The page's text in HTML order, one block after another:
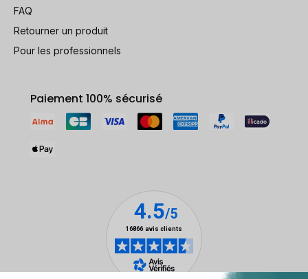
FAQ
Retourner un produit
Pour les professionnels
Paiement 100% sécurisé